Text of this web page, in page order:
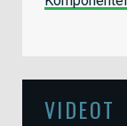
VIDEOT